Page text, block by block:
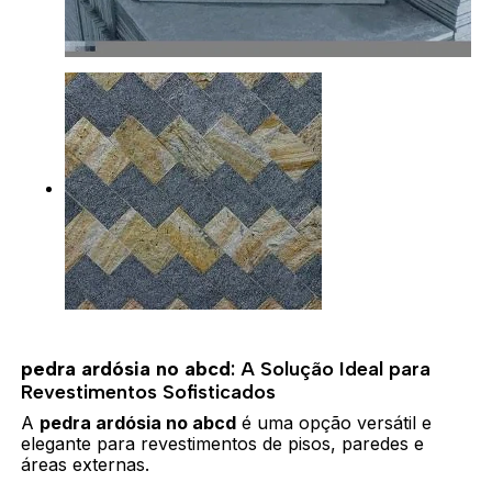
pedra ardósia no abcd: A Solução Ideal para
Revestimentos Sofisticados
A pedra ardósia no abcd é uma opção versátil e
elegante para revestimentos de pisos, paredes e
áreas externas.